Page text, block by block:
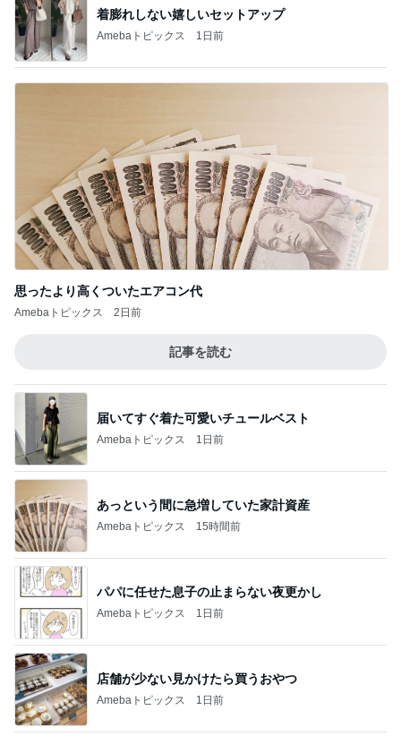
着膨れしない嬉しいセットアップ
Amebaトピックス 1日前
思ったより高くついたエアコン代
Amebaトピックス 2日前
記事を読む
届いてすぐ着た可愛いチュールベスト
Amebaトピックス 1日前
あっという間に急増していた家計資産
Amebaトピックス 15時間前
パパに任せた息子の止まらない夜更かし
Amebaトピックス 1日前
店舗が少ない見かけたら買うおやつ
Amebaトピックス 1日前